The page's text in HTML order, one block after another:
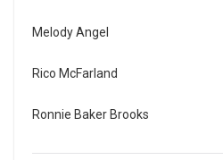
Melody Angel
Rico McFarland
Ronnie Baker Brooks